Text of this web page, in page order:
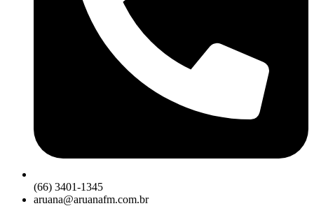
(66) 3401-1345
aruana@aruanafm.com.br